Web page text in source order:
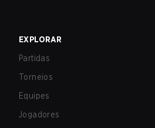
EXPLORAR
Partidas
Torneios
Equipes
Jogadores